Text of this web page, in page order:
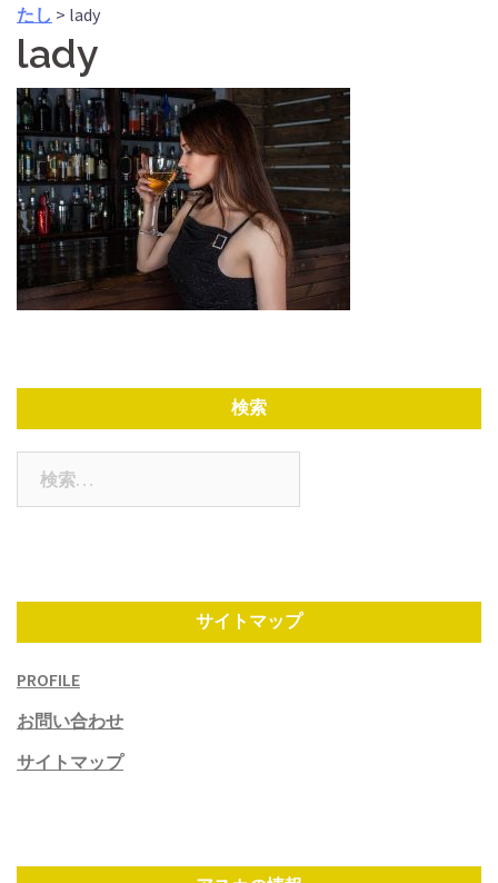
たし > lady
lady
検索
サイトマップ
PROFILE
お問い合わせ
サイトマップ